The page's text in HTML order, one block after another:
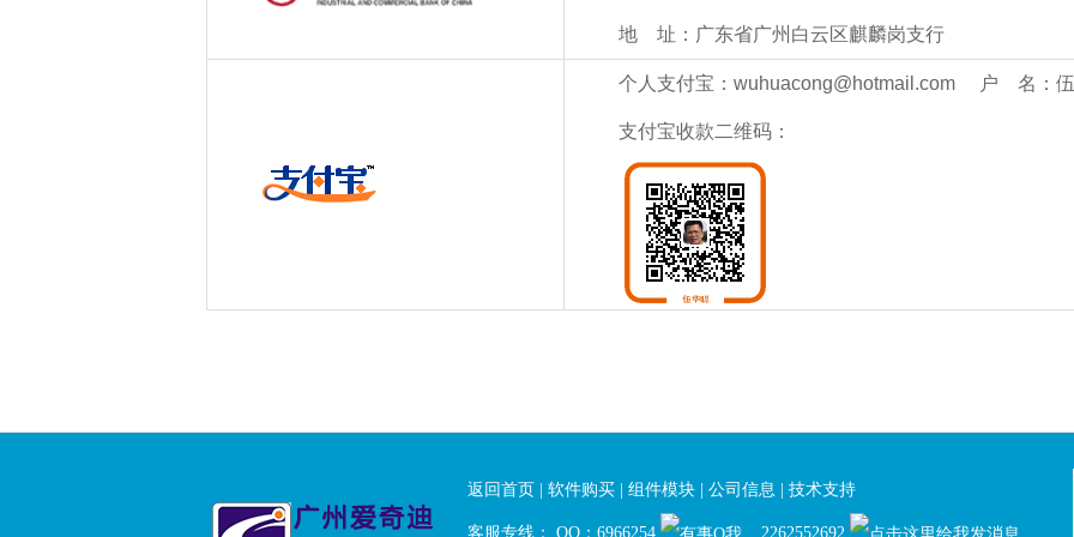
地 址：广东省广州白云区麒麟岗支行
个人支付宝：wuhuacong@hotmail.com 户 名：
支付宝收款二维码：
返回首页 软件购买| 组件模块| 公司信息 技术支持
客服专线： QQ：6966254 2262552692